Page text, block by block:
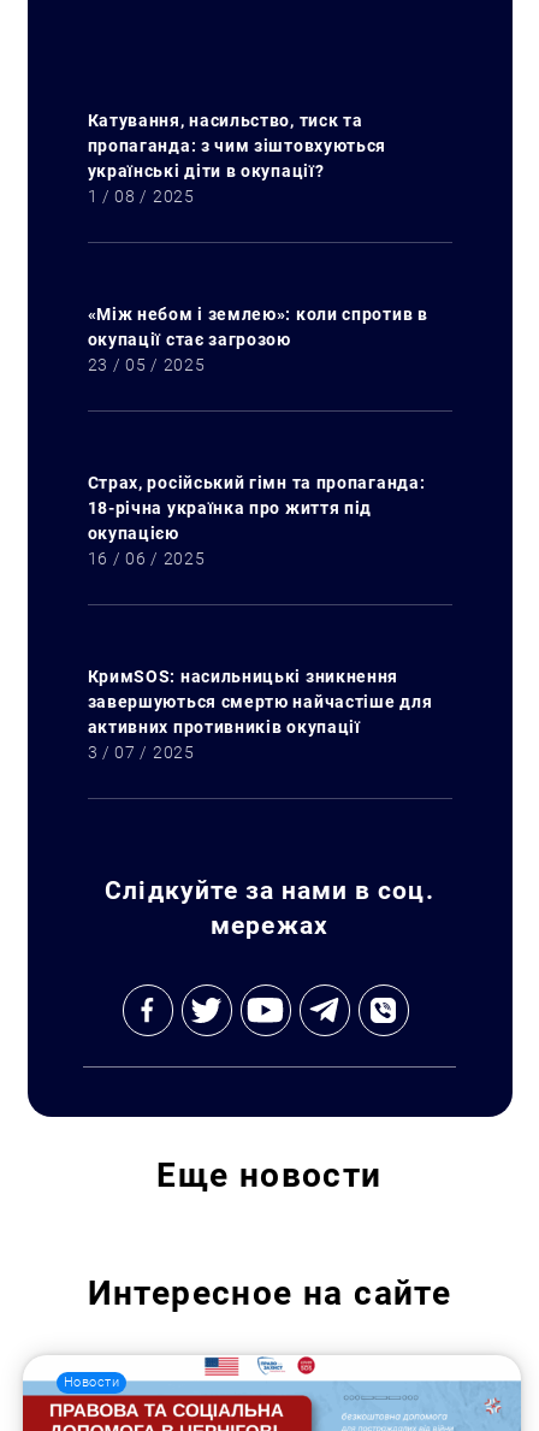
Катування, насильство, тиск та
пропаганда: з чим зіштовхуються
українські діти в окупації?
1 / 08 / 2025
«Між небом і землею»: коли спротив в
окупації стає загрозою
23 / 05 / 2025
Страх, російський гімн та пропаганда:
18-річна українка про життя під
окупацією
16 / 06 / 2025
КримSOS: насильницькі зникнення
завершуються смертю найчастіше для
активних противників окупації
3 / 07 / 2025
Слідкуйте за нами в соц.
мережах
Еще новости
Интересное на сайте
Новости